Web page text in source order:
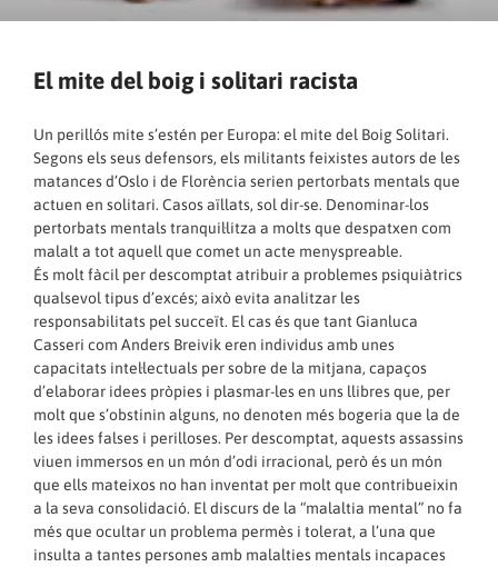
El mite del boig i solitari racista
Un perillós mite s’estén per Europa: el mite del Boig Solitari.
Segons els seus defensors, els militants feixistes autors de les
matances d’Oslo i de Florència serien pertorbats mentals que
actuen en solitari. Casos aïllats, sol dir-se. Denominar-los
pertorbats mentals tranquil·litza a molts que despatxen com
malalt a tot aquell que comet un acte menyspreable.
És molt fàcil per descomptat atribuir a problemes psiquiàtrics
qualsevol tipus d’excés; això evita analitzar les
responsabilitats pel succeït. El cas és que tant Gianluca
Casseri com Anders Breivik eren individus amb unes
capacitats intel·lectuals per sobre de la mitjana, capaços
d’elaborar idees pròpies i plasmar-les en uns llibres que, per
molt que s’obstinin alguns, no denoten més bogeria que la de
les idees falses i perilloses. Per descomptat, aquests assassins
viuen immersos en un món d’odi irracional, però és un món
que ells mateixos no han inventat per molt que contribueixin
a la seva consolidació. El discurs de la “malaltia mental” no fa
més que ocultar un problema permès i tolerat, a l’una que
insulta a tantes persones amb malalties mentals incapaces